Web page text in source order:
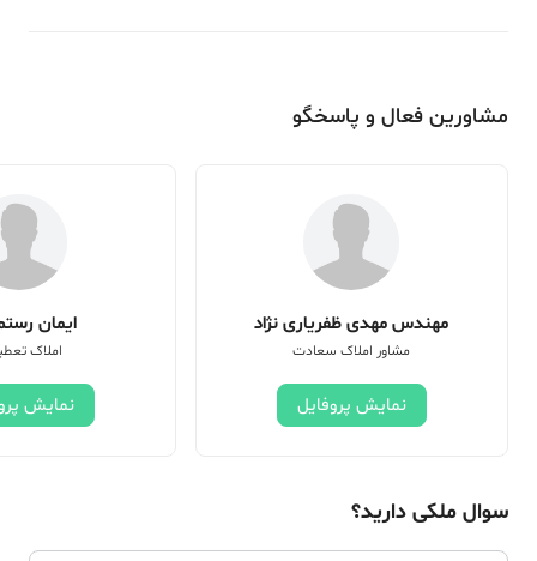
مشاورین فعال و پاسخگو
مهندس مهدی ظفریاری نژاد
مشاور املاک سعادت
نمایش پروفایل
ایمان
املاک
نمایش
سوال ملکی دارید؟